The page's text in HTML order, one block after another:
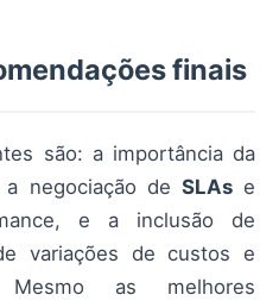
finais
são: a importância da
negociação de SLAse
e a inclusão de
variações de custos e
Mesmo as melhores